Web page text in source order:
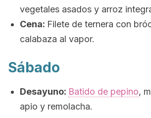
vegetales asados y arroz
Cena: Filete de ternera con
calabaza al vapor.
Sábado
Desayuno: Batido de pepino,
apio y remolacha.